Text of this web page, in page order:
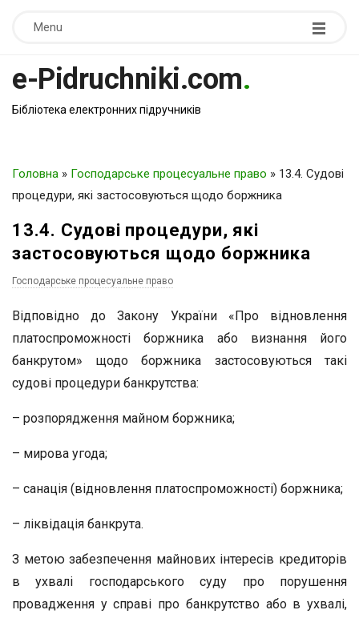
Menu
e-Pidruchniki.com.
Бібліотека електронних підручників
Головна » Господарське процесуальне право » 13.4. Судові
процедури, які застосовуються щодо боржника
13.4. Судові процедури, які
застосовуються щодо боржника
Господарське процесуальне право
Відповідно до Закону України «Про відновлення
платоспроможності боржника або визнання його
банкрутом» щодо боржника застосовуються такі
судові процедури банкрутства:
– розпорядження майном боржника;
– мирова угода;
– санація (відновлення платоспроможності) боржника;
– ліквідація банкрута.
З метою забезпечення майнових інтересів кредиторів
в ухвалі господарського суду про порушення
провадження у справі про банкрутство або в ухвалі,